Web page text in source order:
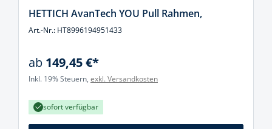
HETTICH AvanTech YOU Pull Rahmen,
Art.-Nr.: HT8996194951433
ab 149,45 €*
Inkl. 19% Steuern, exkl. Versandkosten
sofort verfügbar